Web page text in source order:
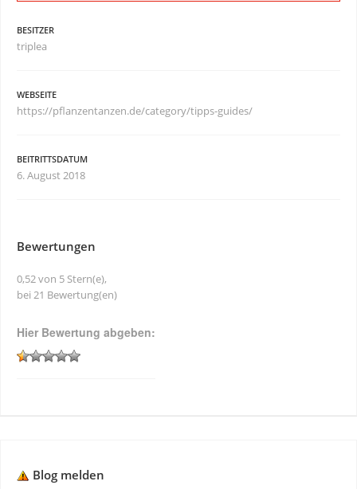
BESITZER
triplea
WEBSEITE
https://pflanzentanzen.de/category/tipps-guides/
BEITRITTSDATUM
6. August 2018
Bewertungen
0,52 von 5 Stern(e),
bei 21 Bewertung(en)
Hier Bewertung abgeben:
Blog melden